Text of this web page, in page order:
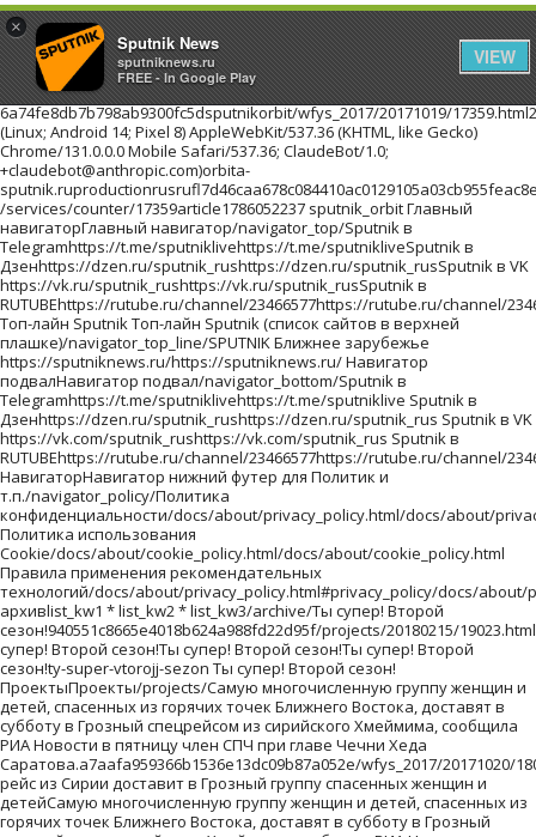
6a74fe8db7b798ab9300fc5dsputnikorbit/wfys_2017/20171019/17359.html216.73.216.72Mozilla/5.0 (Linux; Android 14; Pixel 8) AppleWebKit/537.36 (KHTML, like Gecko) Chrome/131.0.0.0 Mobile Safari/537.36; ClaudeBot/1.0; +claudebot@anthropic.com)orbita-sputnik.ruproductionrusrufl7d46caa678c084410ac0129105a03cb955feac8e3f445916201710191//images/https://id.sputniknews.com/images/orbit/110001000030000https://cm.sputniknews.com/chatf4uoHwgT3L1productionhttps://sputniknews.ru.sputniknews.ru4419376 /services/counter/17359article1786052237 sputnik_orbit Главный навигаторГлавный навигатор/navigator_top/Sputnik в Telegramhttps://t.me/sputniklivehttps://t.me/sputnikliveSputnik в Дзенhttps://dzen.ru/sputnik_rushttps://dzen.ru/sputnik_rusSputnik в VK https://vk.ru/sputnik_rushttps://vk.ru/sputnik_rusSputnik в RUTUBEhttps://rutube.ru/channel/23466577https://rutube.ru/channel/23466577 Топ-лайн Sputnik Топ-лайн Sputnik (список сайтов в верхней плашке)/navigator_top_line/SPUTNIK Ближнее зарубежье https://sputniknews.ru/https://sputniknews.ru/ Навигатор подвалНавигатор подвал/navigator_bottom/Sputnik в Telegramhttps://t.me/sputniklivehttps://t.me/sputniklive Sputnik в Дзенhttps://dzen.ru/sputnik_rushttps://dzen.ru/sputnik_rus Sputnik в VK https://vk.com/sputnik_rushttps://vk.com/sputnik_rus Sputnik в RUTUBEhttps://rutube.ru/channel/23466577https://rutube.ru/channel/23466577 НавигаторНавигатор нижний футер для Политик и т.п./navigator_policy/Политика конфиденциальности/docs/about/privacy_policy.html/docs/about/privacy_policy.html Политика использования Cookie/docs/about/cookie_policy.html/docs/about/cookie_policy.html Правила применения рекомендательных технологий/docs/about/privacy_policy.html#privacy_policy/docs/about/privacy_policy.html#privacy_policy архивlist_kw1 * list_kw2 * list_kw3/archive/Ты супер! Второй сезон!940551c8665e4018b624a988fd22d95f/projects/20180215/19023.htmlТы супер! Второй сезон!Ты супер! Второй сезон!Ты супер! Второй сезон!ty-super-vtorojj-sezon Ты супер! Второй сезон! ПроектыПроекты/projects/Самую многочисленную группу женщин и детей, спасенных из горячих точек Ближнего Востока, доставят в субботу в Грозный спецрейсом из сирийского Хмеймима, сообщила РИА Новости в пятницу член СПЧ при главе Чечни Хеда Саратова.a7aafa959366b1536e13dc09b87a052e/wfys_2017/20171020/18042.htmlПервый рейс из Сирии доставит в Грозный группу спасенных женщин и детейСамую многочисленную группу женщин и детей, спасенных из горячих точек Ближнего Востока, доставят в субботу в Грозный спецрейсом из сирийского Хмеймима, сообщила РИА Новости в пятницу член СПЧ при главе Чечни Хеда Саратова.pervyjj-rejjs-iz-sirii-dostavit-v-groznyjj-gruppu-spasennykh-zhenshhin-i-detejj WFYS-2017WFYS-2017/wfys_2017/Мужчина с ножом напал на посетителей торгового центра на юго-востоке Польши, сообщает радиостанция RFM FM. Один человек погиб, еще восемь получили ранения.2b27cdb07bc2eb7a71c2b953f1777c13/wfys_2017/20171020/18035.htmlВ Польше мужчина с ножом напал на посетителей торгового центраМужчина с ножом напал на посетителей торгового центра на юго-востоке Польши, сообщает радиостанция RFM FM. Один человек погиб, еще восемь получили ранения.v-polshe-muzhchina-s-nozhom-napal-na-posetitelejj-torgovogo-centra WFYS-2017WFYS-2017/wfys_2017/Около тысячи гостей приглашены на премьеру "Матильды" в Петербурге, которая состоится 23 октября в Мариинском театре, сообщил РИА Новости представитель организатора кинопоказа.e207a4eb8e2cc1ed90f6dace8bc7f266/wfys_2017/20171020/18029.htmlНа премьеру "Матильды" в Петербурге приглашены около тысячи гостейОколо тысячи гостей приглашены на премьеру "Матильды" в Петербурге, которая состоится 23 октября в Мариинском театре, сообщил РИА Новости представитель организатора кинопоказа.na-premeru-matildy-v-peterburge-priglasheny-okolo-tysjachi-gostejj WFYS-2017WFYS-2017/wfys_2017/Правительство Испании на заседании в предстоящую субботу намерено применить статью 155 Конституции страны, предполагающую возможность приостановки автономного статуса Каталонии, заявил испанский премьер Мариано Рахой на пресс-конференции в Брюсселе.67e8a19faa971a455b368320404caeaf/wfys_2017/20171020/18024.htmlМадрид в субботу применит статью Конституции, лишающую Каталонию автономииПравительство Испании на заседании в предстоящую субботу намерено применить статью 155 Конституции страны, предполагающую возможность приостановки автономного статуса Каталонии, заявил испанский премьер Мариано Рахой на пресс-конференции в Брюсселе.madrid-v-subbotu-primenit-statju-konstitucii-lishajushhuju-kataloniju-avtonomii WFYS-2017WFYS-2017/wfys_2017/ архивlist_kw1 * list_kw2 * list_kw3/archive/ <!--В head сайта один раз подключите библиотеку--> <script src="https://yastatic.net/pcode/adfox/loader.js" crossorigin="anonymous"></script> <!--AdFox START--> <!--riaru--> <!--Площадка: orbita-sputnik.ru / * / *--> <!--Тип баннера: 1000x--> <!--Расположение: 55001_orbita-sputnik.ru_bn1--> <div id="adfox_14976088074735673"></div> <script> window.Ya.adfoxCode.create({ ownerId: 249922, containerId: 'adfox_14976088074735673', params: { pp: 'kpg', ps: 'cmwc', p2: 'fliq', puid1: '' } }); </script> <!--AdFox START--> <!--riaru--> <!--Площадка: orbita-sputnik.ru / * / *--> <!--Тип баннера: 1000x--> <!--Расположение: 55002_bn2--> <div id="adfox_149760898208993054"></div> <script> window.Ya.adfoxCode.create({ ownerId: 249922, containerId: 'adfox_149760898208993054', params: { pp: 'kph', ps: 'cmwc', p2: 'fliq', puid1: '' } }); </script> <!--AdFox START--> <!--riaru--> <!--Площадка: orbita-sputnik.ru / * / *--> <!--Тип баннера: 1000x--> <!--Расположение: 55003_bn3--> <div id="adfox_149760905039733471"></div> <script> window.Ya.adfoxCode.create({ ownerId: 249922, containerId: 'adfox_149760905039733471', params: { pp: 'kpi', ps: 'cmwc', p2: 'fliq', puid1: '' } }); </script> <!--AdFox START--> <!--riaru--> <!--Площадка: orbita-sputnik.ru / * / *--> <!--Тип баннера: 1000x--> <!--Расположение: 55004_bn4--> <div id="adfox_149760909413214648"></div> <script> window.Ya.adfoxCode.create({ ownerId: 249922, containerId: 'adfox_149760909413214648', params: { pp: 'kpj', ps: 'cmwc', p2: 'fliq', puid1: '' } }); </script><!--В head сайта один раз подключите библиотеку--> <script src="https://yastatic.net/pcode/adfox/loader.js" crossorigin="anonymous"></script> <!--AdFox START--> <!--riaru--> <!--Площадка: orbita-sputnik.ru / * / *--> <!--Тип баннера: 300x--> <!--Расположение: 55005_bn5--> <div id="adfox_149760913936336539"></div> <script> window.Ya.adfoxCode.create({ ownerId: 249922, containerId: 'adfox_149760913936336539', params: {
×
Sputnik News
sputniknews.ru
FREE - In Google Play
VIEW